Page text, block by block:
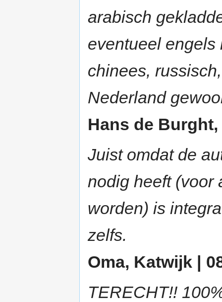
arabisch
eventueel engels
chinees,
Nederland
Hans de Burght,
Juist omdat de
nodig heeft (voor
worden) is
zelfs.
Oma, Katwijk |
TERECHT!!